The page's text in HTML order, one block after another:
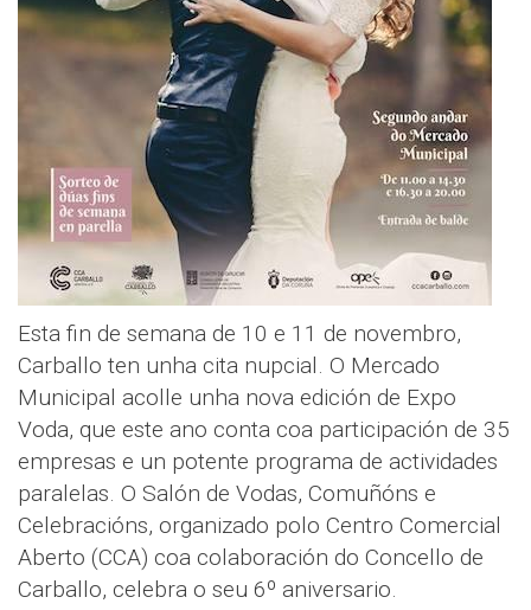
Esta fin de semana de 10 e 11 de novembro,
Carballo ten unha cita nupcial. O Mercado
Municipal acolle unha nova edición de Expo
Voda, que este ano conta coa participación de 35
empresas e un potente programa de actividades
paralelas. O Salón de Vodas, Comuñóns e
Celebracións, organizado polo Centro Comercial
Aberto (CCA) coa colaboración do Concello de
Carballo, celebra o seu 6º aniversario.